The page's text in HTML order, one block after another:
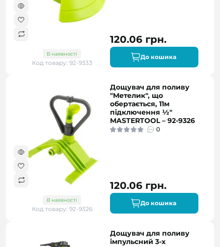
В наявності
Код товару: 92-9333
120.06 грн.
До кошика
В наявності
Код товару: 92-9326
Дощувач для поливу
"Метелик", що
обертається, 11м
підключення ½"
MASTERTOOL – 92-9326
0
120.06 грн.
До кошика
Дощувач для поливу
імпульсний 3-х